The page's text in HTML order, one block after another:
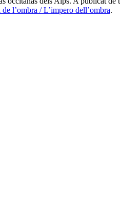
de l’ombra / L’impero dell’ombra.